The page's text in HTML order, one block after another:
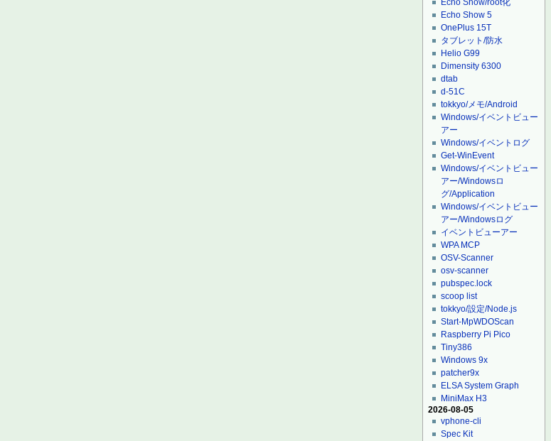
Echo Show/root化
Echo Show 5
OnePlus 15T
タブレット/防水
Helio G99
Dimensity 6300
dtab
d-51C
tokkyo/メモ/Android
Windows/イベントビュー
アー
Windows/イベントログ
Get-WinEvent
Windows/イベントビュー
アー/Windowsロ
グ/Application
Windows/イベントビュー
アー/Windowsログ
イベントビューアー
WPA MCP
OSV-Scanner
osv-scanner
pubspec.lock
scoop list
tokkyo/設定/Node.js
Start-MpWDOScan
Raspberry Pi Pico
Tiny386
Windows 9x
patcher9x
ELSA System Graph
MiniMax H3
2026-08-05
vphone-cli
Spec Kit